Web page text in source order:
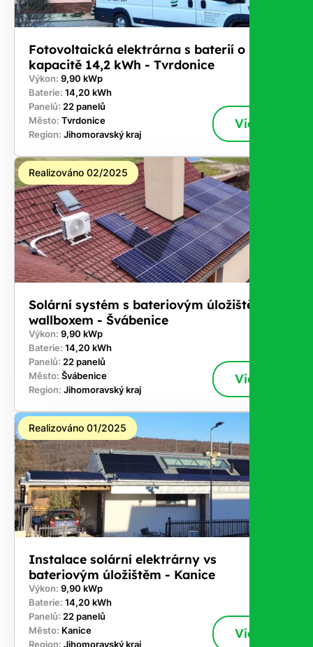
Fotovoltaická elektrárna s baterií o
kapacitě 14,2 kWh - Tvrdonice
Výkon: 9,90 kWp
Baterie: 14,20 kWh
Panelů: 22 panelů
Město: Tvrdonice
Region: Jihomoravský kraj
Více
Realizováno 02/2025
Solární systém s bateriovým úložištěm a
wallboxem - Švábenice
Výkon: 9,90 kWp
Baterie: 14,20 kWh
Panelů: 22 panelů
Město: Švábenice
Region: Jihomoravský kraj
Více
Realizováno 01/2025
Instalace solární elektrárny vs
bateriovým úložištěm - Kanice
Výkon: 9,90 kWp
Baterie: 14,20 kWh
Panelů: 22 panelů
Město: Kanice
Region: Jihomoravský kraj
Více